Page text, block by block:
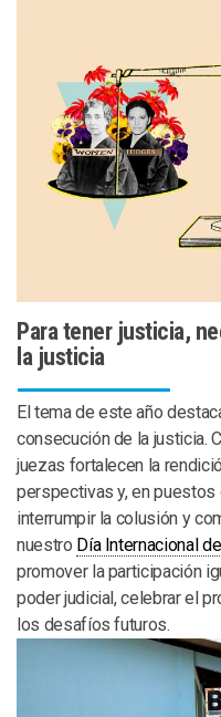
Para tener justicia,
la justicia
El tema de este año
consecución de la justicia.
juezas fortalecen la
perspectivas y, en puestos
interrumpir la colusión y
nuestro Día Internacional
promover la participación
poder judicial, celebrar el
los desafíos futuros.